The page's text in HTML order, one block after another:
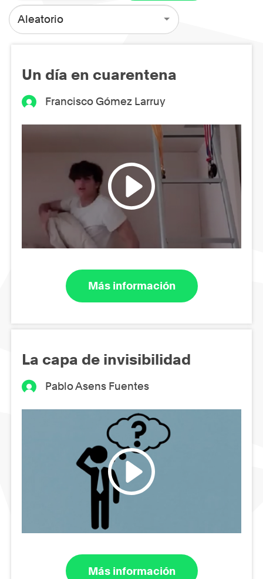
Aleatorio
Un día en cuarentena
Francisco Gómez Larruy
Más información
La capa de invisibilidad
Pablo Asens Fuentes
Más información